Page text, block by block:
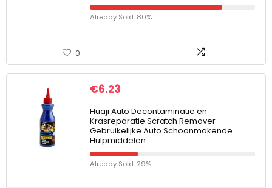
Already Sold: 80%
0
€6.23
Huaji Auto Decontaminatie en
Krasreparatie Scratch Remover
Gebruikelijke Auto Schoonmakende
Hulpmiddelen
Already Sold: 29%